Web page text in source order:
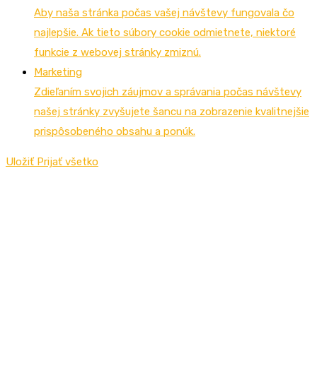
Aby naša stránka počas vašej návštevy fungovala čo
najlepšie. Ak tieto súbory cookie odmietnete, niektoré
funkcie z webovej stránky zmiznú.
Marketing
Zdieľaním svojich záujmov a správania počas návštevy
našej stránky zvyšujete šancu na zobrazenie kvalitnejšie
prispôsobeného obsahu a ponúk.
Uložiť Prijať všetko